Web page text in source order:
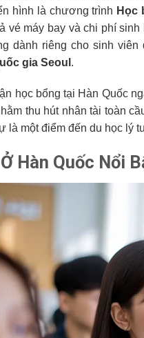
hình là chương trình Học
vé máy bay và chi phí
dành riêng cho sinh
gia Seoul .
học bổng tại Hàn Quốc
thu hút nhân tài toàn
là một điểm đến du học lý
Hàn Quốc Nổi